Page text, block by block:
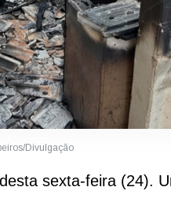
Divulgação
sexta-feira (24).